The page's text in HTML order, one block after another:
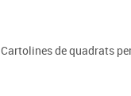
Cartolines de quadrats